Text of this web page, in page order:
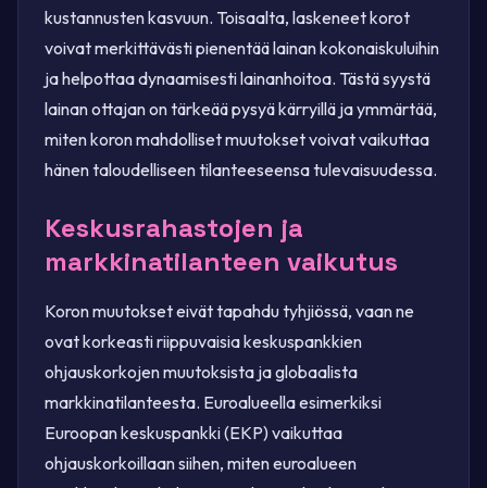
kustannusten kasvuun. Toisaalta, laskeneet korot
voivat merkittävästi pienentää lainan kokonaiskuluihin
ja helpottaa dynaamisesti lainanhoitoa. Tästä syystä
lainan ottajan on tärkeää pysyä kärryillä ja ymmärtää,
miten koron mahdolliset muutokset voivat vaikuttaa
hänen taloudelliseen tilanteeseensa tulevaisuudessa.
Keskusrahastojen ja
markkinatilanteen vaikutus
Koron muutokset eivät tapahdu tyhjiössä, vaan ne
ovat korkeasti riippuvaisia keskuspankkien
ohjauskorkojen muutoksista ja globaalista
markkinatilanteesta. Euroalueella esimerkiksi
Euroopan keskuspankki (EKP) vaikuttaa
ohjauskorkoillaan siihen, miten euroalueen